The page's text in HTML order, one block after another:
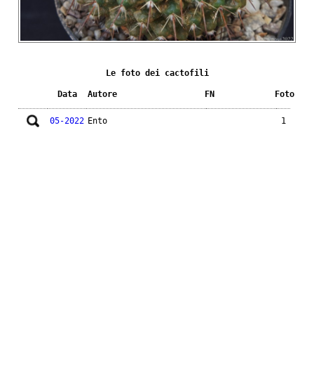
Le foto dei cactofili
Data Autore FN Foto
05-2022 Ento 1